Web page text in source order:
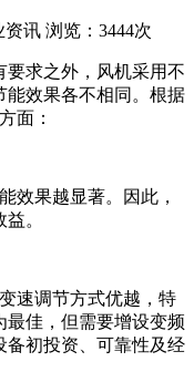
资讯 浏览：3444次
求之外，风机采用不
能效果各不相同。根据
面：
果越显著。因此，
。
速调节方式优越，特
最佳，但需要增设变频
备初投资、可靠性及经